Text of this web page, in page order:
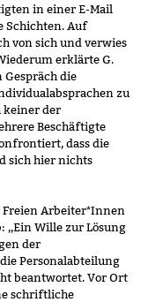
in einer E-Mail
Schichten. Auf
von sich und verwies
erklärte G.
Gespräch die
zu
keiner der
Beschäftigte
dass die
sich hier nichts
Freien Arbeiter*Innen
,,Ein Wille zur Lösung
der
Personalabteilung
beantwortet. Vor Ort
schriftliche